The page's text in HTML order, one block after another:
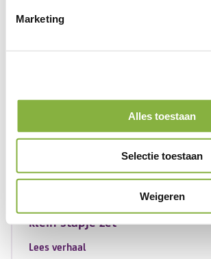
Marketing
Alles toestaan
Selectie toestaan
Weigeren
Een betrokken hulp
ISO 9001 gecertificeerd
Onze verhalen
"Ik ben hartstikke trots als
klein stapje zet"
Lees verhaal